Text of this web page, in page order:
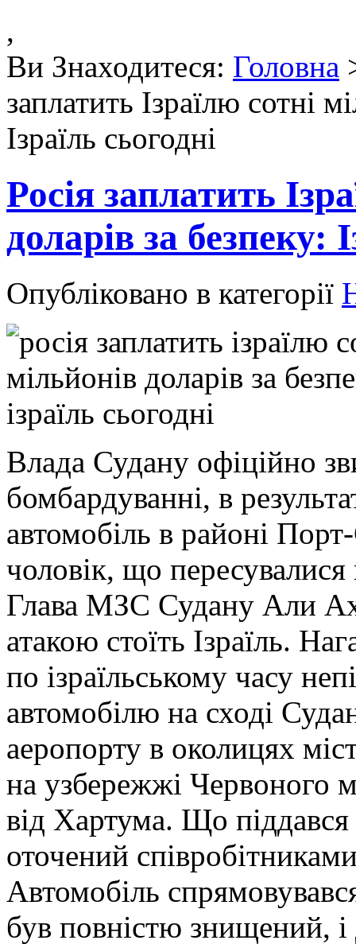
,
Ви Знаходитеся: Головна
заплатить Ізраїлю сотні
Ізраїль сьогодні
Росія заплатить
доларів за безпеку:
Опубліковано в категорії
Влада Судану офіційно
бомбардуванні, в
автомобіль в районі
чоловік, що
Глава МЗС Судану Али
атакою стоїть Ізраїль.
по ізраїльському часу
автомобілю на сході
аеропорту в околицях
на узбережжі Червоного
від Хартума. Що
оточений
Автомобіль
був повністю знищений,